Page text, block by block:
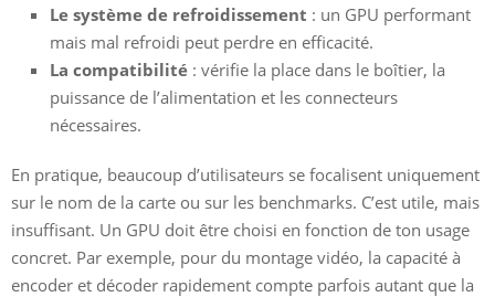
Le système de refroidissement : un GPU performant
mais mal refroidi peut perdre en efficacité.
La compatibilité : vérifie la place dans le boîtier, la
puissance de l’alimentation et les connecteurs
nécessaires.
En pratique, beaucoup d’utilisateurs se focalisent uniquement
sur le nom de la carte ou sur les benchmarks. C’est utile, mais
insuffisant. Un GPU doit être choisi en fonction de ton usage
concret. Par exemple, pour du montage vidéo, la capacité à
encoder et décoder rapidement compte parfois autant que la